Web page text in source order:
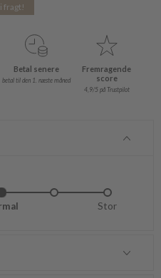
fragt!
Betal senere
betal til den 1. næste måned
Fremragende
score
4,9/5 på Trustpilot
Stor